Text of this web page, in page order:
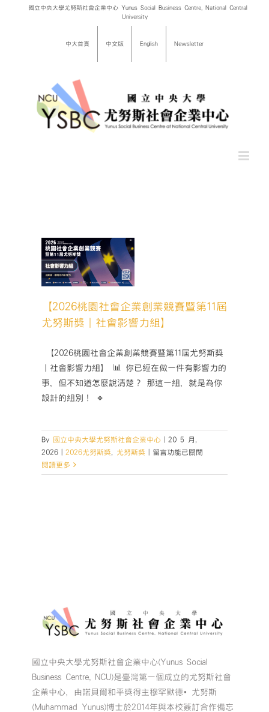
國立中央大學尤努斯社會企業中心 Yunus Social Business Centre, National Central
University
中大首頁 中文版 English Newsletter
【2026桃園社會企業創業競賽暨第11屆
尤努斯獎｜社會影響力組】
­ 【2026桃園社會企業創業競賽暨第11屆尤努斯獎
｜社會影響力組】 📊 你已經在做一件有影響力的
事，但不知道怎麼說清楚？ 那這一組，就是為你
設計的組別！ 🔹
By 國立中央大學尤努斯社會企業中心
20 5 月,
2026
2026尤努斯獎, 尤努斯獎
在
桃
11
努
斯
獎
｜
留言功能已關閉
閱讀更多
國立中央大學尤努斯社會企業中心(Yunus Social
Business Centre, NCU)是臺灣第一個成立的尤努斯社會
企業中心，由諾貝爾和平獎得主穆罕默德•尤努斯
(Muhammad Yunus)博士於2014年與本校簽訂合作備忘